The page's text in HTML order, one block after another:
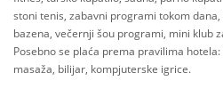
stoni tenis, zabavni programi tokom
bazena, večernji šou programi, mini klub
Posebno se plaća prema pravilima
masaža, bilijar, kompjuterske igrice.